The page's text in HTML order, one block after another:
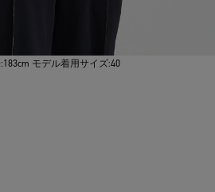
モデル着用サイズ:40